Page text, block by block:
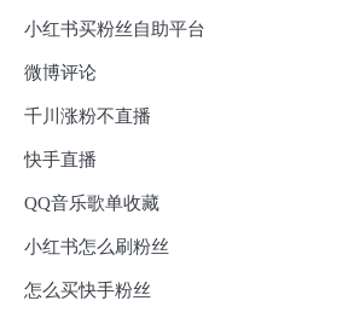
小红书买粉丝自助平台
微博评论
千川涨粉不直播
快手直播
QQ音乐歌单收藏
小红书怎么刷粉丝
怎么买快手粉丝